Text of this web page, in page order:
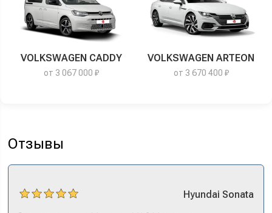
VOLKSWAGEN CADDY
от 3 067 000 ₽
VOLKSWAGEN ARTEON
от 3 670 400 ₽
Отзывы
Hyundai Sonata